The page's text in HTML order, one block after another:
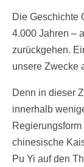
Die Geschichte
4.000 Jahren –
zurückgehen.
unsere Zwecke
Denn in dieser
innerhalb
chinesische
Pu Yi auf den